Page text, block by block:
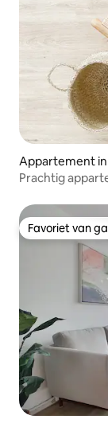
Appartement in
Prachtig
Favoriet van
Favoriet van